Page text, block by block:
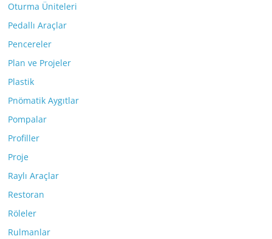
Oturma Üniteleri
Pedallı Araçlar
Pencereler
Plan ve Projeler
Plastik
Pnömatik Aygıtlar
Pompalar
Profiller
Proje
Raylı Araçlar
Restoran
Röleler
Rulmanlar